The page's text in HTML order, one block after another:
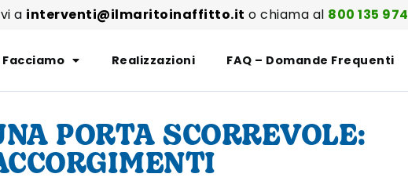
a interventi@ilmaritoinaffitto.it o chiama al 800 135 974
Facciamo Realizzazioni FAQ – Domande Frequenti
PORTA SCORREVOLE: